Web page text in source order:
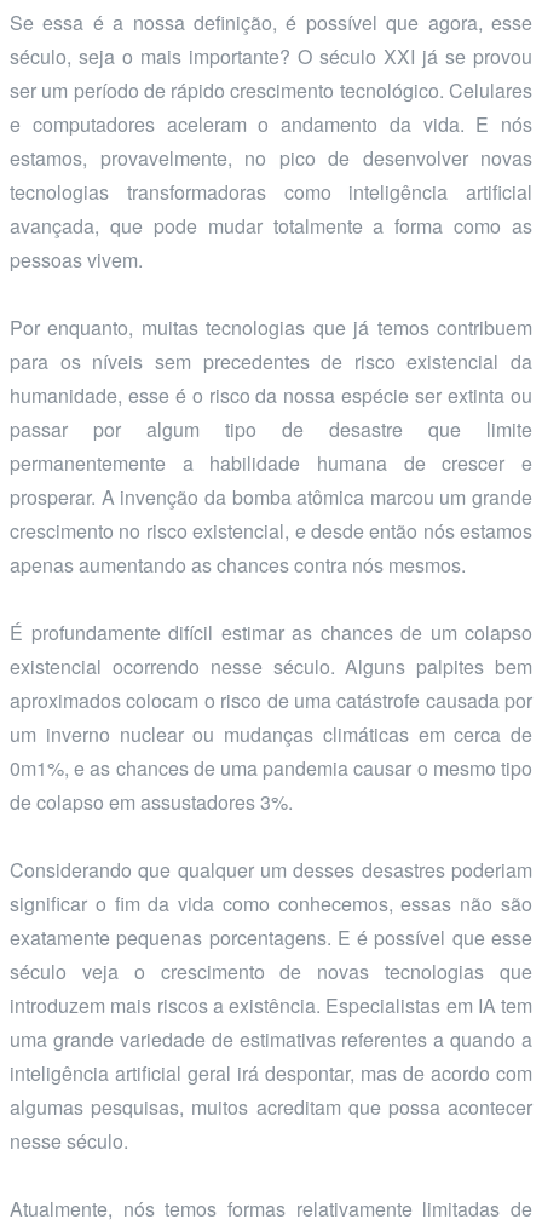
Se essa é a nossa definição, é possível que agora, esse
século, seja o mais importante? O século XXI já se provou
ser um período de rápido crescimento tecnológico. Celulares
e computadores aceleram o andamento da vida. E nós
estamos, provavelmente, no pico de desenvolver novas
tecnologias transformadoras como inteligência artificial
avançada, que pode mudar totalmente a forma como as
pessoas vivem.
Por enquanto, muitas tecnologias que já temos contribuem
para os níveis sem precedentes de risco existencial da
humanidade, esse é o risco da nossa espécie ser extinta ou
passar por algum tipo de desastre que limite
permanentemente a habilidade humana de crescer e
prosperar. A invenção da bomba atômica marcou um grande
crescimento no risco existencial, e desde então nós estamos
apenas aumentando as chances contra nós mesmos.
É profundamente difícil estimar as chances de um colapso
existencial ocorrendo nesse século. Alguns palpites bem
aproximados colocam o risco de uma catástrofe causada por
um inverno nuclear ou mudanças climáticas em cerca de
0m1%, e as chances de uma pandemia causar o mesmo tipo
de colapso em assustadores 3%.
Considerando que qualquer um desses desastres poderiam
significar o fim da vida como conhecemos, essas não são
exatamente pequenas porcentagens. E é possível que esse
século veja o crescimento de novas tecnologias que
introduzem mais riscos a existência. Especialistas em IA tem
uma grande variedade de estimativas referentes a quando a
inteligência artificial geral irá despontar, mas de acordo com
algumas pesquisas, muitos acreditam que possa acontecer
nesse século.
Atualmente, nós temos formas relativamente limitadas de